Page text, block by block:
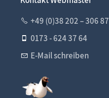
+49 (0)38 202 – 306 87
0173 - 624 37 64
E-Mail schreiben